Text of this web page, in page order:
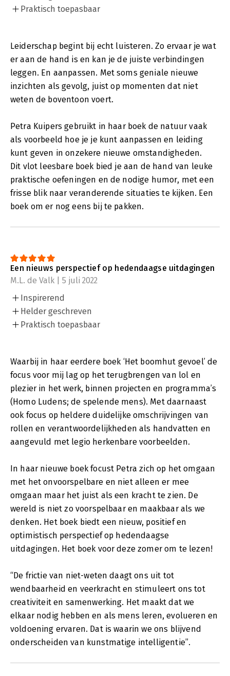
Praktisch toepasbaar
Leiderschap begint bij echt luisteren. Zo ervaar je wat
er aan de hand is en kan je de juiste verbindingen
leggen. En aanpassen. Met soms geniale nieuwe
inzichten als gevolg, juist op momenten dat niet
weten de boventoon voert.
Petra Kuipers gebruikt in haar boek de natuur vaak
als voorbeeld hoe je je kunt aanpassen en leiding
kunt geven in onzekere nieuwe omstandigheden.
Dit vlot leesbare boek bied je aan de hand van leuke
praktische oefeningen en de nodige humor, met een
frisse blik naar veranderende situaties te kijken. Een
boek om er nog eens bij te pakken.
Een nieuws perspectief op hedendaagse uitdagingen
M.L. de Valk | 5 juli 2022
Inspirerend
Helder geschreven
Praktisch toepasbaar
Waarbij in haar eerdere boek ‘Het boomhut gevoel’ de
focus voor mij lag op het terugbrengen van lol en
plezier in het werk, binnen projecten en programma’s
(Homo Ludens; de spelende mens). Met daarnaast
ook focus op heldere duidelijke omschrijvingen van
rollen en verantwoordelijkheden als handvatten en
aangevuld met legio herkenbare voorbeelden.
In haar nieuwe boek focust Petra zich op het omgaan
met het onvoorspelbare en niet alleen er mee
omgaan maar het juist als een kracht te zien. De
wereld is niet zo voorspelbaar en maakbaar als we
denken. Het boek biedt een nieuw, positief en
optimistisch perspectief op hedendaagse
uitdagingen. Het boek voor deze zomer om te lezen!
“De frictie van niet-weten daagt ons uit tot
wendbaarheid en veerkracht en stimuleert ons tot
creativiteit en samenwerking. Het maakt dat we
elkaar nodig hebben en als mens leren, evolueren en
voldoening ervaren. Dat is waarin we ons blijvend
onderscheiden van kunstmatige intelligentie”.